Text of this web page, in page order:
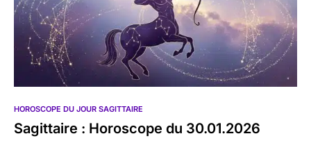
HOROSCOPE DU JOUR SAGITTAIRE
Sagittaire : Horoscope du 30.01.2026